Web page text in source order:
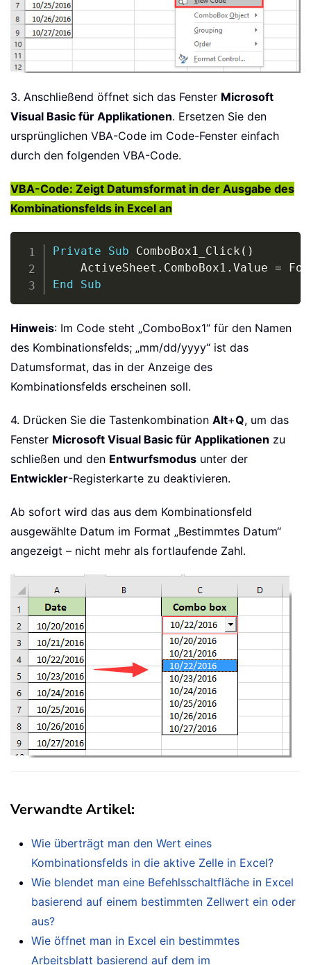
3. Anschließend öffnet sich das Fenster Microsoft
Visual Basic für Applikationen. Ersetzen Sie den
ursprünglichen VBA-Code im Code-Fenster einfach
durch den folgenden VBA-Code.
VBA-Code: Zeigt Datumsformat in der Ausgabe des
Kombinationsfelds in Excel an
Private Sub ComboBox1_Click ( )
    ActiveSheet
. ComboBox1 . Value =
End
Sub
Copy
Hinweis: Im Code steht „ComboBox1“ für den Namen
des Kombinationsfelds; „mm/dd/yyyy“ ist das
Datumsformat, das in der Anzeige des
Kombinationsfelds erscheinen soll.
4. Drücken Sie die Tastenkombination Alt+Q, um das
Fenster Microsoft Visual Basic für Applikationen zu
schließen und den Entwurfsmodus unter der
Entwickler-Registerkarte zu deaktivieren.
Ab sofort wird das aus dem Kombinationsfeld
ausgewählte Datum im Format „Bestimmtes Datum“
angezeigt – nicht mehr als fortlaufende Zahl.
Verwandte Artikel:
Wie überträgt man den Wert eines
Kombinationsfelds in die aktive Zelle in Excel?
Wie blendet man eine Befehlsschaltfläche in Excel
basierend auf einem bestimmten Zellwert ein oder
aus?
Wie öffnet man in Excel ein bestimmtes
Arbeitsblatt basierend auf dem im